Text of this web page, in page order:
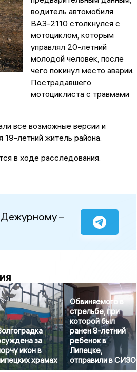
водитель автомобиля
ВАЗ-2110 столкнулся с
мотоциклом, которым
управлял 20-летний
молодой человек, после
чего покинул место аварии.
Пострадавшего
мотоциклиста с травмами
все возможные версии и
летний житель района.
в ходе расследования.
–
за
икон в
храмах
Обвиняемого в
стрельбе, при
которой был
ранен 8-летний
ребенок в
Липецке,
отправили в СИЗО